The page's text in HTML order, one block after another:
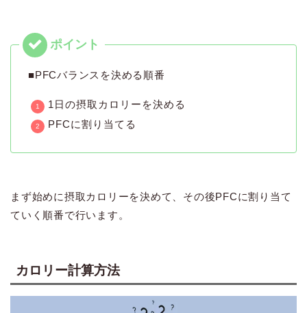
■PFCバランスを決める順番
1日の摂取カロリーを決める
PFCに割り当てる
まず始めに摂取カロリーを決めて、その後PFCに割り当て
ていく順番で行います。
カロリー計算方法